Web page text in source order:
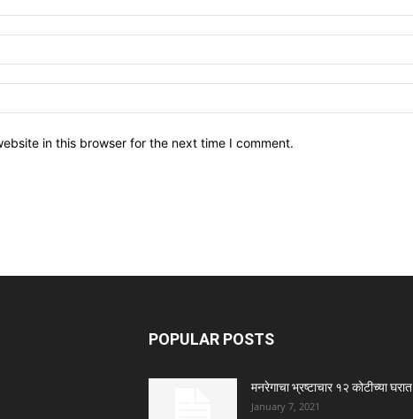
in this browser for the next time I comment.
POPULAR POSTS
मनरेगाचा भ्रष्टाचार १२ कोटीच्या घरात
January 7, 2021